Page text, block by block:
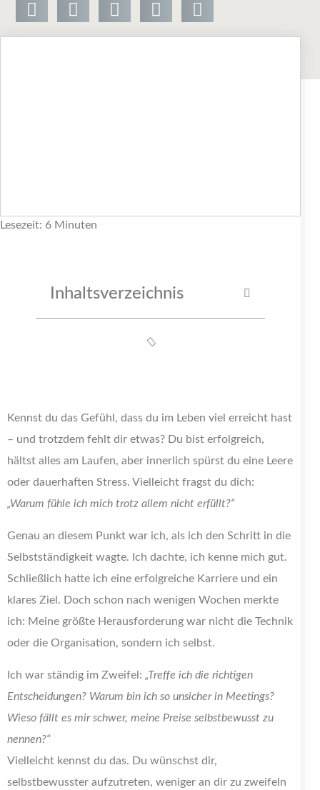
Lesezeit: 6 Minuten
Inhaltsverzeichnis
Kennst du das Gefühl, dass du im Leben viel erreicht hast
– und trotzdem fehlt dir etwas? Du bist erfolgreich,
hältst alles am Laufen, aber innerlich spürst du eine Leere
oder dauerhaften Stress. Vielleicht fragst du dich:
„Warum fühle ich mich trotz allem nicht erfüllt?“
Genau an diesem Punkt war ich, als ich den Schritt in die
Selbstständigkeit wagte. Ich dachte, ich kenne mich gut.
Schließlich hatte ich eine erfolgreiche Karriere und ein
klares Ziel. Doch schon nach wenigen Wochen merkte
ich: Meine größte Herausforderung war nicht die Technik
oder die Organisation, sondern ich selbst.
Ich war ständig im Zweifel: „Treffe ich die richtigen
Entscheidungen? Warum bin ich so unsicher in Meetings?
Wieso fällt es mir schwer, meine Preise selbstbewusst zu
nennen?“
Vielleicht kennst du das. Du wünschst dir,
selbstbewusster aufzutreten, weniger an dir zu zweifeln